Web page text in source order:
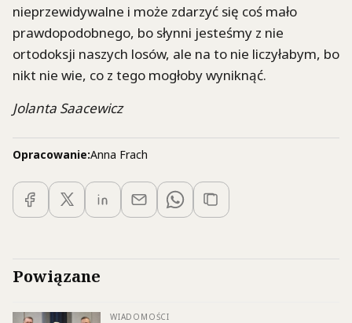
nieprzewidywalne i może zdarzyć się coś mało
prawdopodobnego, bo słynni jesteśmy z nie
ortodoksji naszych losów, ale na to nie liczyłabym, bo
nikt nie wie, co z tego mogłoby wyniknąć.
Jolanta Saacewicz
Opracowanie:Anna Frach
Powiązane
WIADOMOŚCI